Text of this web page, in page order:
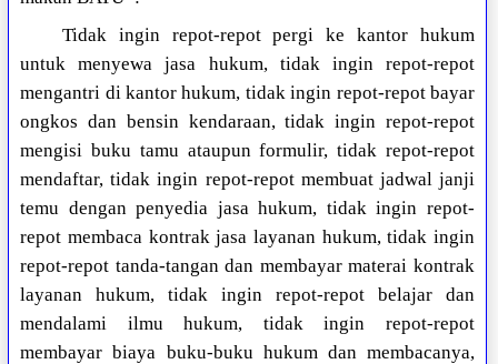
Tidak ingin repot-repot pergi ke kantor hukum
untuk menyewa jasa hukum, tidak ingin repot-repot
mengantri di kantor hukum, tidak ingin repot-repot bayar
ongkos dan bensin kendaraan, tidak ingin repot-repot
mengisi buku tamu ataupun formulir, tidak repot-repot
mendaftar, tidak ingin repot-repot membuat jadwal janji
temu dengan penyedia jasa hukum, tidak ingin repot-
repot membaca kontrak jasa layanan hukum, tidak ingin
repot-repot tanda-tangan dan membayar materai kontrak
layanan hukum, tidak ingin repot-repot belajar dan
mendalami ilmu hukum, tidak ingin repot-repot
membayar biaya buku-buku hukum dan membacanya,